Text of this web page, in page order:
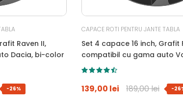
Raven II,
Dacia, bi-color
-26%
CAPACE ROTI PENTRU JANTE TABLA
Set 4 capace 16 inch, Grafit
compatibil cu gama auto
bi-color
139,00 lei 189,00 lei -